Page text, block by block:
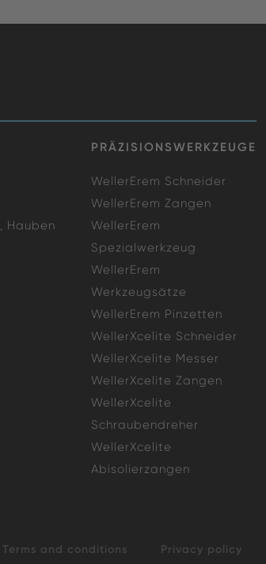
PRÄZISIONSWERKZEUGE
Hauben
WellerErem Schneider
WellerErem Zangen
WellerErem
Spezialwerkzeug
WellerErem
Werkzeugsätze
WellerErem Pinzetten
WellerXcelite Schneider
WellerXcelite Messer
WellerXcelite Zangen
WellerXcelite
Schraubendreher
WellerXcelite
Abisolierzangen
Terms and conditions Privacy policy